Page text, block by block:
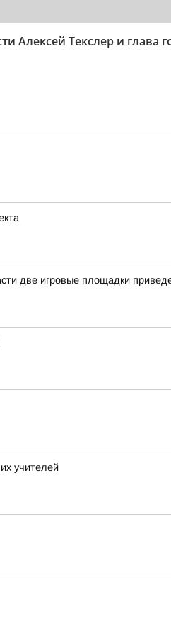
Алексей Текслер и глава
две игровые площадки
учителей